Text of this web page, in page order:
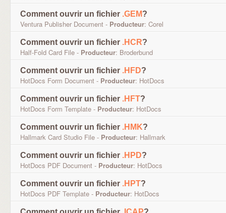
Comment ouvrir un fichier .GEM?
Ventura Publisher Document - Producteur: Corel
Comment ouvrir un fichier .HCR?
Half-Fold Card File - Producteur: Broderbund
Comment ouvrir un fichier .HFD?
HotDocs Form Document - Producteur: HotDocs
Comment ouvrir un fichier .HFT?
HotDocs Form Template - Producteur: HotDocs
Comment ouvrir un fichier .HMK?
Hallmark Card Studio File - Producteur: Hallmark
Comment ouvrir un fichier .HPD?
HotDocs PDF Document - Producteur: HotDocs
Comment ouvrir un fichier .HPT?
HotDocs PDF Template - Producteur: HotDocs